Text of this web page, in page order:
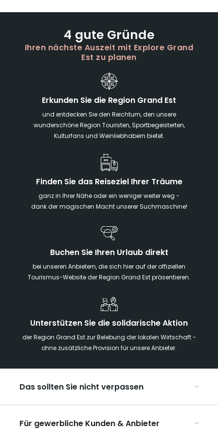
4 gute Gründe
Ihren nächste Auszeit mit Explore Grand
Est zu planen
Erkunden Sie die Region Grand Est
und entdecken Sie den Reichtum, den unsere
wunderschöne Region Touristen, Sportbegeisterten,
Kulturfans und Weinliebhabern bietet.
Finden Sie das Reiseziel Ihrer Träume
ganz in Ihrer Nähe oder ein weniger weiter weg -
dank der magischen Macht unserer Suchmaschine!
Buchen Sie Ihren Urlaub direkt
bei unseren Anbietern, die sich hier auf der offiziellen
Tourismus-Website der Region Grand Est präsentieren.
Unterstützen Sie die solidarische Aktion
der Region Grand Est zur Belebung der lokalen Wirtschaft -
ohne zusätzliche Provision für unsere Anbieter.
Das sollten Sie nicht verpassen
Die Weihnachtsmärkte im Grand Est
Für gewerbliche Kunden & Anbieter